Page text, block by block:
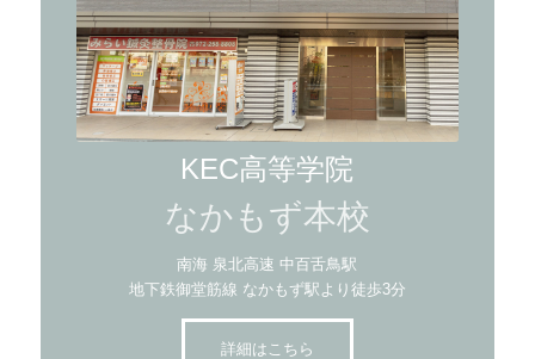
KEC高等学院
なかもず本校
南海 泉北高速 中百舌鳥駅
地下鉄御堂筋線 なかもず駅より徒歩3分
詳細はこちら